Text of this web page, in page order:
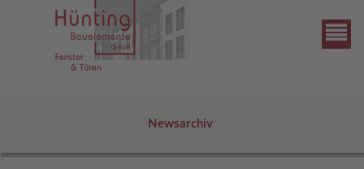
Newsarchiv
unser Serviceangebot